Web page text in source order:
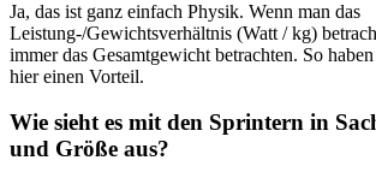
Ja, das ist ganz einfach Physik. Wenn man das
Leistung-/Gewichtsverhältnis (Watt / kg)
immer das Gesamtgewicht betrachten. So
hier einen Vorteil.
Wie sieht es mit den Sprintern in
und Größe aus?